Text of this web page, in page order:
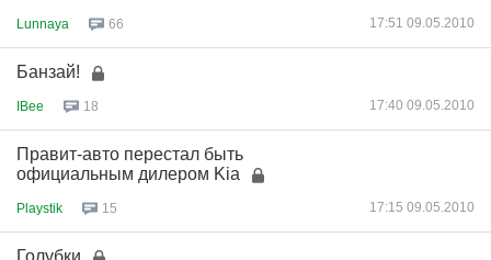
Lunnaya 66 17:51 09.05.2010
Банзай!
IBee 18 17:40 09.05.2010
Правит-авто перестал быть
официальным дилером Kia
Playstik 15 17:15 09.05.2010
Голубки